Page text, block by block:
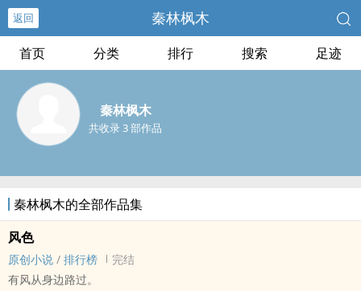
返回 秦林枫木
首页 分类 排行 搜索 足迹
秦林枫木
共收录 3 部作品
秦林枫木的全部作品集
风色
原创小说 / 排行榜
完结
有风从身边路过。